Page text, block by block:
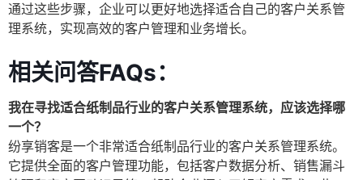
通过这些步骤，企业可以更好地选择适合自己的客户关系管
理系统，实现高效的客户管理和业务增长。
相关问答FAQs：
我在寻找适合纸制品行业的客户关系管理系统，应该选择哪
一个？
纷享销客是一个非常适合纸制品行业的客户关系管理系统。
它提供全面的客户管理功能，包括客户数据分析、销售漏斗